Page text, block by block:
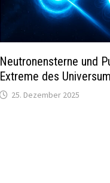
Neutronensterne und
Extreme des
25. Dezember 2025